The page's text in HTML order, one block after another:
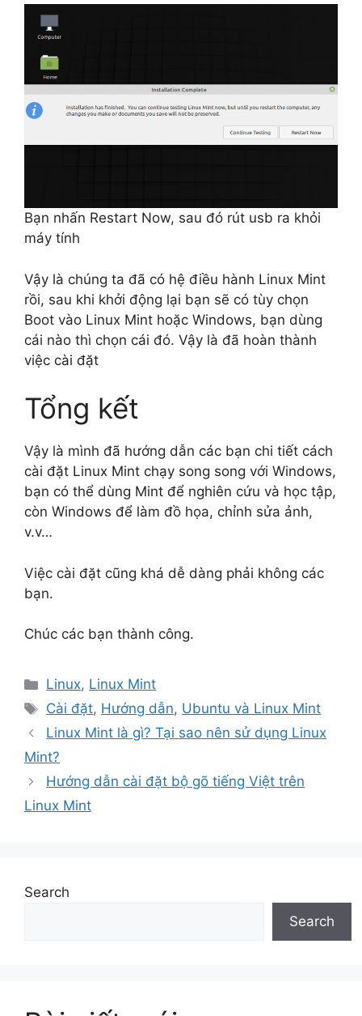
Bạn nhấn Restart Now, sau đó rút usb ra khỏi
máy tính
Vậy là chúng ta đã có hệ điều hành Linux Mint
rồi, sau khi khởi động lại bạn sẽ có tùy chọn
Boot vào Linux Mint hoặc Windows, bạn dùng
cái nào thì chọn cái đó. Vậy là đã hoàn thành
việc cài đặt
Tổng kết
Vậy là mình đã hướng dẫn các bạn chi tiết cách
cài đặt Linux Mint chạy song song với Windows,
bạn có thể dùng Mint để nghiên cứu và học tập,
còn Windows để làm đồ họa, chỉnh sửa ảnh,
v.v…
Việc cài đặt cũng khá dễ dàng phải không các
bạn.
Chúc các bạn thành công.
Categories
Linux, Linux Mint
Tags
Cài đặt, Hướng dẫn, Ubuntu và Linux Mint
Linux Mint là gì? Tại sao nên sử dụng Linux
Mint?
Hướng dẫn cài đặt bộ gõ tiếng Việt trên
Linux Mint
Search
Search